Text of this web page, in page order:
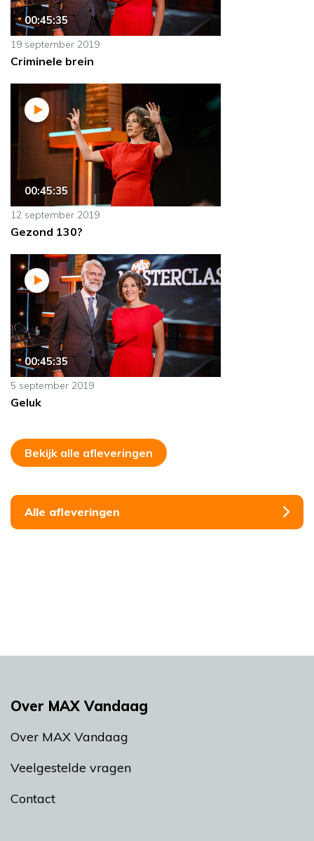
00:45:35
19 september 2019
Criminele brein
00:45:35
12 september 2019
Gezond 130?
00:45:35
5 september 2019
Geluk
Bekijk alle afleveringen
Alle afleveringen
Over MAX Vandaag
Over MAX Vandaag
Veelgestelde vragen
Contact